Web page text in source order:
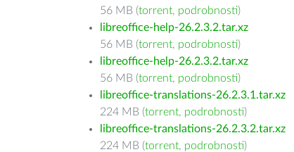
56 MB (torrent, podrobnosti)
libreoffice-help-26.2.3.2.tar.xz
56 MB (torrent, podrobnosti)
libreoffice-help-26.2.3.2.tar.xz
56 MB (torrent, podrobnosti)
libreoffice-translations-26.2.3.1.tar.xz
224 MB (torrent, podrobnosti)
libreoffice-translations-26.2.3.2.tar.xz
224 MB (torrent, podrobnosti)